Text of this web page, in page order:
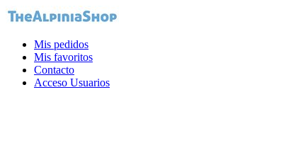
Mis pedidos
Mis favoritos
Contacto
Acceso Usuarios